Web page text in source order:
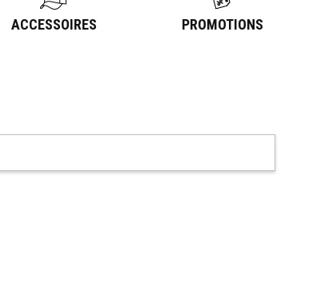
ACCESSOIRES PROMOTIONS